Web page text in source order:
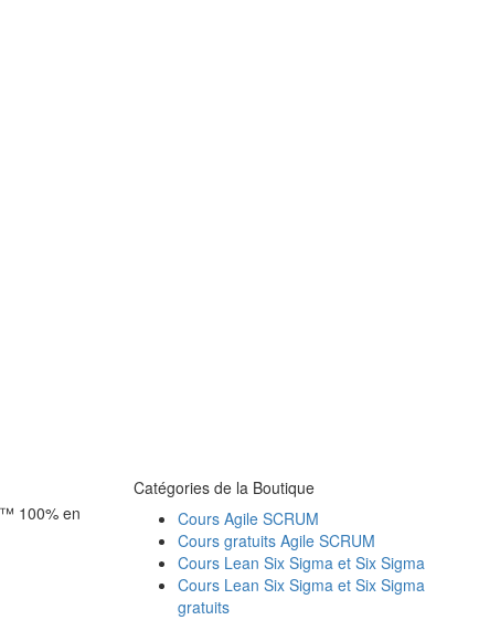
100% en
Catégories de la Boutique
Cours Agile SCRUM
Cours gratuits Agile SCRUM
Cours Lean Six Sigma et Six Sigma
Cours Lean Six Sigma et Six Sigma
gratuits